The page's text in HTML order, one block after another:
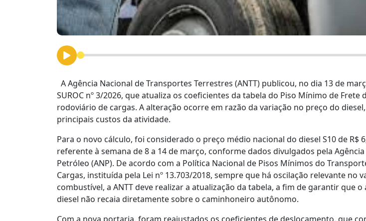
A Agência Nacional de Transportes Terrestres (ANTT) publicou, no dia 13 de
SUROC nº 3/2026, que atualiza os coeficientes da tabela do Piso Mínimo de
rodoviário de cargas. A alteração ocorre em razão da variação no preço do
principais custos da atividade.
Para o novo cálculo, foi considerado o preço médio nacional do diesel S10 de R$
referente à semana de 8 a 14 de março, conforme dados divulgados pela
Petróleo (ANP). De acordo com a Política Nacional de Pisos Mínimos do
Cargas, instituída pela Lei nº 13.703/2018, sempre que há oscilação relevante no
combustível, a ANTT deve realizar a atualização da tabela, a fim de garantir que
diesel não recaia diretamente sobre o caminhoneiro autônomo.